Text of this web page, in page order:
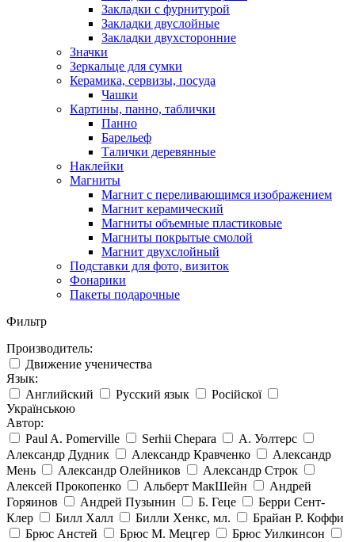
Закладки с фурнитурой
Закладки двуслойные
Закладки двухсторонние
Значки
Зеркальце для сумки
Керамика, сервизы, посуда
Чашки
Картины, панно, таблички
Панно
Барельеф
Талички деревянные
Наклейки
Магниты
Магнит с переливающимся изображением
Магнит керамический
Магниты объемные пластиковые
Магниты покрытые смолой
Магнит двухслойный
Подставки для фото, визиток
Фонарики
Пакеты подарочные
Фильтр
Производитель:
Движение ученичества
Язык:
Английский
Русский язык
Російскої
Українською
Автор:
Paul A. Pomerville
Serhii Chepara
А. Уолтерс
Александр Дудник
Александр Кравченко
Александр
Мень
Александр Олейников
Александр Строк
Алексей Прокопенко
Альберт МакШейн
Андрей
Горяинов
Андрей Пузынин Б. Геце
Берри Сент-
Клер
Билл Халл Билли Хенкс, мл.
Брайан Р. Коффи
Брюс Анстей
Брюс М. Мецгер
Брюс Уилкинсон